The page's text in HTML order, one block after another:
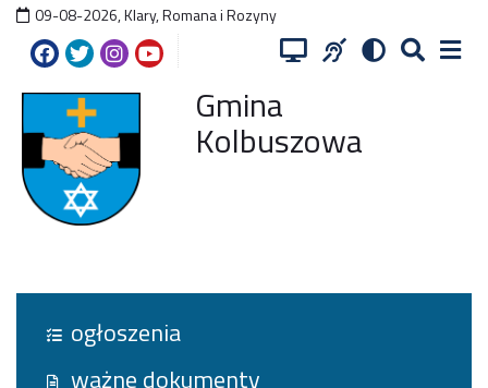
09-08-2026,Klary, Romana i Rozyny
Gmina
Kolbuszowa
ogłoszenia
ważne dokumenty